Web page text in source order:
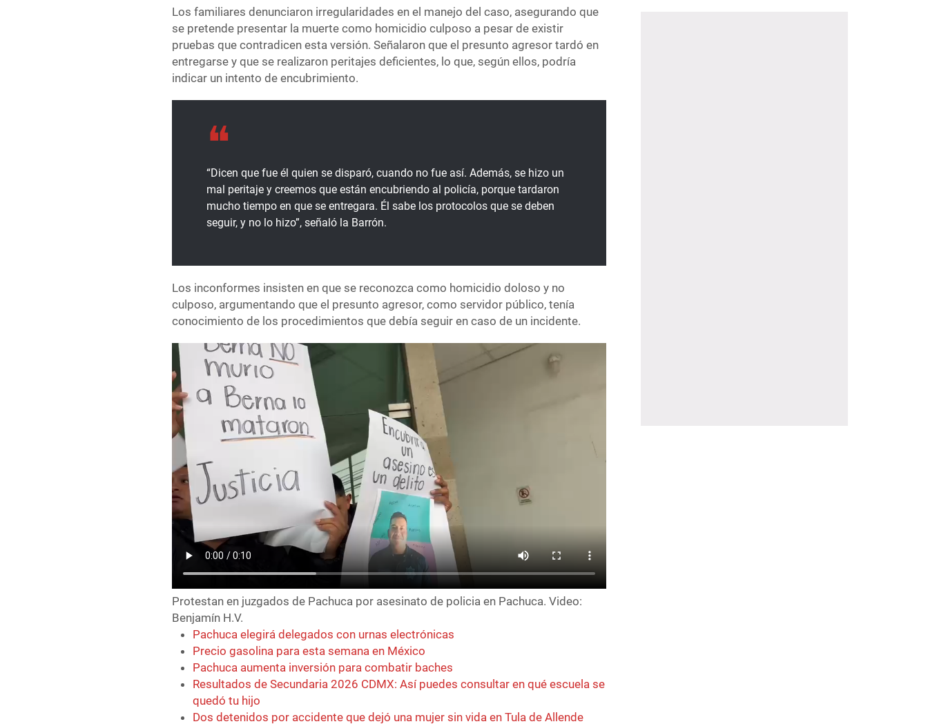
Los familiares denunciaron irregularidades en el manejo del caso, asegurando que
se pretende presentar la muerte como homicidio culposo a pesar de existir
pruebas que contradicen esta versión. Señalaron que el presunto agresor tardó en
entregarse y que se realizaron peritajes deficientes, lo que, según ellos, podría
indicar un intento de encubrimiento.
“Dicen que fue él quien se disparó, cuando no fue así. Además, se hizo un
mal peritaje y creemos que están encubriendo al policía, porque tardaron
mucho tiempo en que se entregara. Él sabe los protocolos que se deben
seguir, y no lo hizo”, señaló la Barrón.
Los inconformes insisten en que se reconozca como homicidio doloso y no
culposo, argumentando que el presunto agresor, como servidor público, tenía
conocimiento de los procedimientos que debía seguir en caso de un incidente.
Protestan en juzgados de Pachuca por asesinato de policia en Pachuca. Video:
Benjamín H.V.
Pachuca elegirá delegados con urnas electrónicas
Precio gasolina para esta semana en México
Pachuca aumenta inversión para combatir baches
Resultados de Secundaria 2026 CDMX: Así puedes consultar en qué escuela se
quedó tu hijo
Dos detenidos por accidente que dejó una mujer sin vida en Tula de Allende